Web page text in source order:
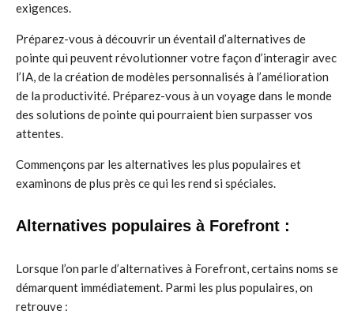
exigences.
Préparez-vous à découvrir un éventail d’alternatives de
pointe qui peuvent révolutionner votre façon d’interagir avec
l’IA, de la création de modèles personnalisés à l’amélioration
de la productivité. Préparez-vous à un voyage dans le monde
des solutions de pointe qui pourraient bien surpasser vos
attentes.
Commençons par les alternatives les plus populaires et
examinons de plus près ce qui les rend si spéciales.
Alternatives populaires à Forefront :
Lorsque l’on parle d’alternatives à Forefront, certains noms se
démarquent immédiatement. Parmi les plus populaires, on
retrouve :